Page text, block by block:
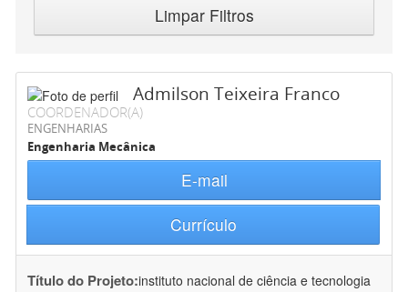
Limpar Filtros
Admilson Teixeira Franco
COORDENADOR(A)
ENGENHARIAS
Engenharia Mecânica
E-mail
Currículo
Título do Projeto:instituto nacional de ciência e tecnologia